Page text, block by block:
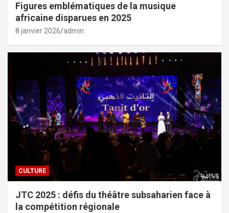
Figures emblématiques de la musique
africaine disparues en 2025
8 janvier 2026 admin
CULTURE
JTC 2025 : défis du théâtre subsaharien face à
la compétition régionale